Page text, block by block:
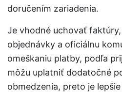
doručením zariadenia.
Je vhodné uchovať
objednávky a oficiálnu
omeškaniu platby, podľa
môžu uplatniť dodatočné
obmedzenia, preto je